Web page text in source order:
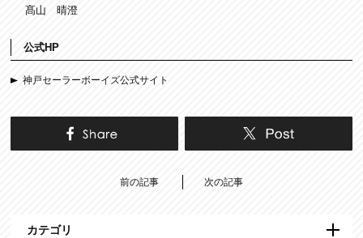
髙山 晴澄
公式HP
神戸セーラーボーイズ公式サイト
前の記事 次の記事
カテゴリ